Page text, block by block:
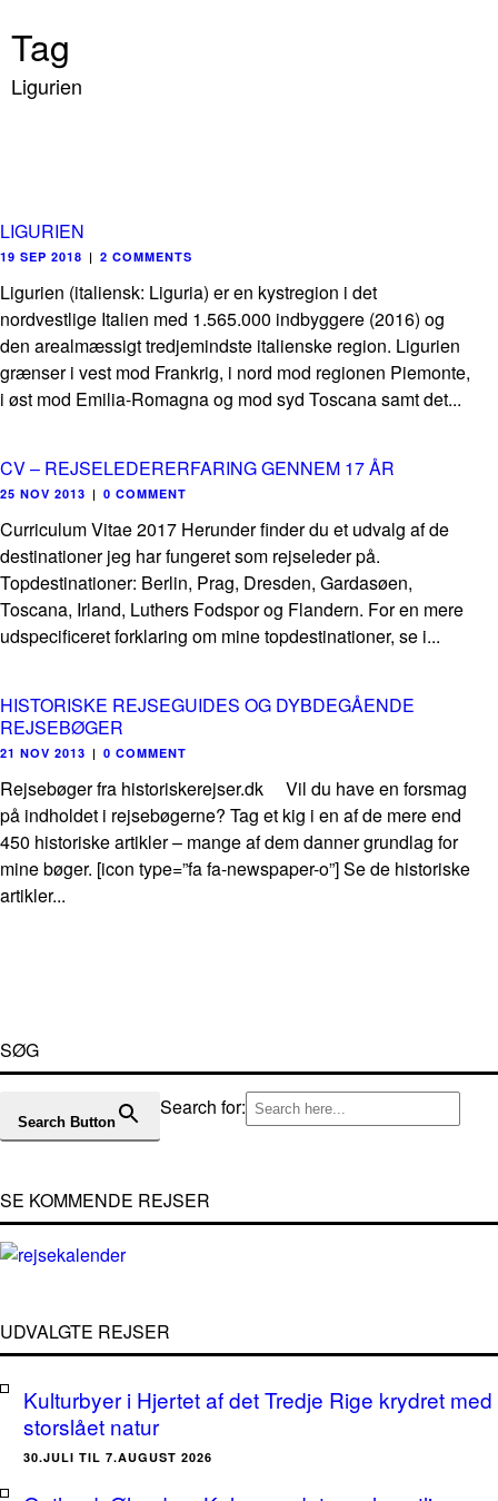
Tag
Ligurien
LIGURIEN
19 SEP 2018 | 2 COMMENTS
Ligurien (italiensk: Liguria) er en kystregion i det
nordvestlige Italien med 1.565.000 indbyggere (2016) og
den arealmæssigt tredjemindste italienske region. Ligurien
grænser i vest mod Frankrig, i nord mod regionen Piemonte,
i øst mod Emilia-Romagna og mod syd Toscana samt det...
CV – REJSELEDERERFARING GENNEM 17 ÅR
25 NOV 2013 | 0 COMMENT
Curriculum Vitae 2017 Herunder finder du et udvalg af de
destinationer jeg har fungeret som rejseleder på.
Topdestinationer: Berlin, Prag, Dresden, Gardasøen,
Toscana, Irland, Luthers Fodspor og Flandern. For en mere
udspecificeret forklaring om mine topdestinationer, se i...
HISTORISKE REJSEGUIDES OG DYBDEGÅENDE
REJSEBØGER
21 NOV 2013 | 0 COMMENT
Rejsebøger fra historiskerejser.dk Vil du have en forsmag
på indholdet i rejsebøgerne? Tag et kig i en af de mere end
450 historiske artikler – mange af dem danner grundlag for
mine bøger. [icon type=”fa fa-newspaper-o”] Se de historiske
artikler...
SØG
Search for:
Search Button
SE KOMMENDE REJSER
UDVALGTE REJSER
Kulturbyer i Hjertet af det Tredje Rige krydret med
storslået natur
30.JULI TIL 7.AUGUST 2026